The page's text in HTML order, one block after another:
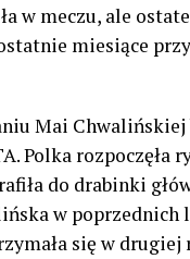
w meczu, ale
miesiące
Mai
Polka
do drabinki
w
się w